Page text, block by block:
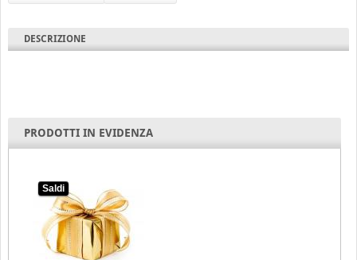
DESCRIZIONE
PRODOTTI IN EVIDENZA
Saldi